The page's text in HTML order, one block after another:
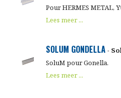
Pour HERMES METAL,
Lees meer ...
SOLUM GONDELLA-
SoluM pour Gonella.
Lees meer ...